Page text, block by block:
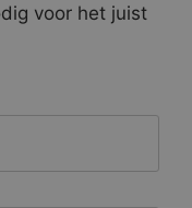
voor het juist